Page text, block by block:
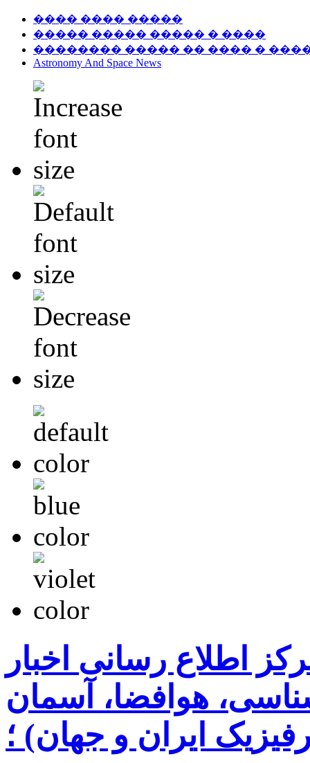
���� ���� �����
����� ����� ����� � ����
�������� ����� �� ���� �
Astronomy And Space News
اطلاع رسانی اخبار
هوافضا، آسمان
ایران و جهان) ؛